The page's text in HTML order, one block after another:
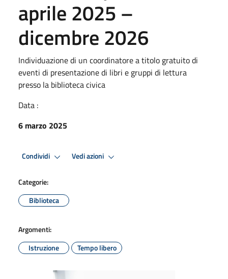
aprile 2025 –
dicembre 2026
Individuazione di un coordinatore a titolo gratuito di
eventi di presentazione di libri e gruppi di lettura
presso la biblioteca civica
Data :
6 marzo 2025
Condividi Vedi azioni
Categorie:
Biblioteca
Argomenti:
Istruzione
Tempo libero